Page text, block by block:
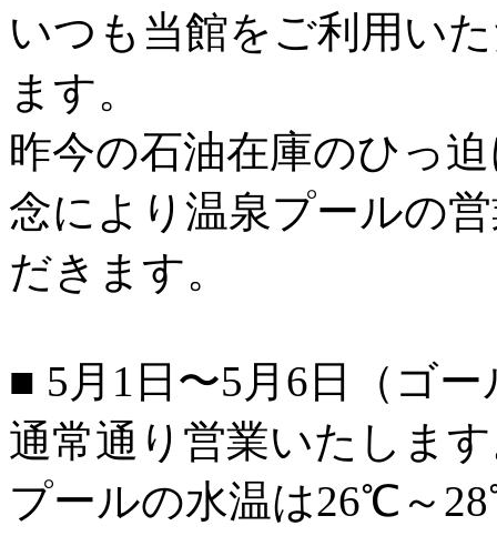
いつも当館をご利用い
ます。
昨今の石油在庫のひっ
念により温泉プールの
だきます。
■ 5月1日〜5月6日（ゴ
通常通り営業いたしま
プールの水温は26℃～